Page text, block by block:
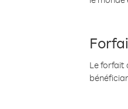
Le forfait